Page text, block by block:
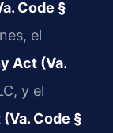
Code §
el
Act (Va.
y el
Code §